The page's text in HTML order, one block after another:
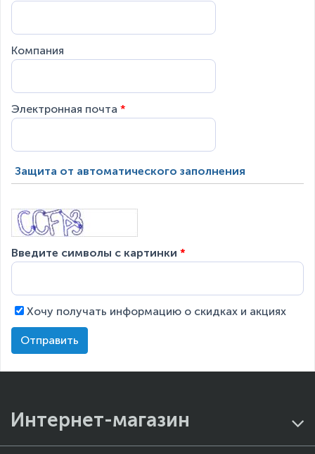
Компания
Электронная почта *
Защита от автоматического заполнения
Введите символы с картинки *
Хочу получать информацию о скидках и акциях
Интернет-магазин